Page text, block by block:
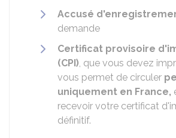
Accusé
demande
Certificat provisoire
(CPI), que vous devez
vous permet de circuler
uniquement en France,
recevoir votre certificat
définitif.